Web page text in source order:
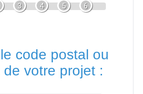
3 4 5 6
code postal ou
de votre projet :